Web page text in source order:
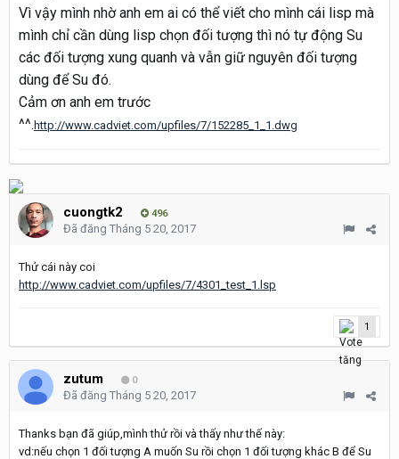
Vì vậy mình nhờ anh em ai có thể viết cho mình cái lisp mà
mình chỉ cần dùng lisp chọn đối tượng thì nó tự động Su
các đối tượng xung quanh và vẫn giữ nguyên đối tượng
dùng để Su đó.
Cảm ơn anh em trước
^^. http://www.cadviet.com/upfiles/7/152285_1_1.dwg
cuongtk2 496
Đã đăng Tháng 5 20, 2017
Thử cái này coi
http://www.cadviet.com/upfiles/7/4301_test_1.lsp
1
zutum 0
Đã đăng Tháng 5 20, 2017
Thanks bạn đã giúp,mình thử rồi và thấy như thế này:
vd:nếu chọn 1 đối tượng A muốn Su rồi chọn 1 đối tượng khác B để Su